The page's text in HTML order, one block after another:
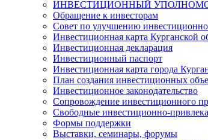
ИНВЕСТИЦИОННЫЙ
Обращение к инвесторам
Совет по улучшению
Инвестиционная карта Курганской
Инвестиционная декларация
Инвестиционный паспорт
Инвестиционная карта города
План создания инвестиционных
Инвестиционное законодательство
Сопровождение инвестиционного
Свободные инвестиционно-
Формы поддержки
Выставки, семинары, форумы